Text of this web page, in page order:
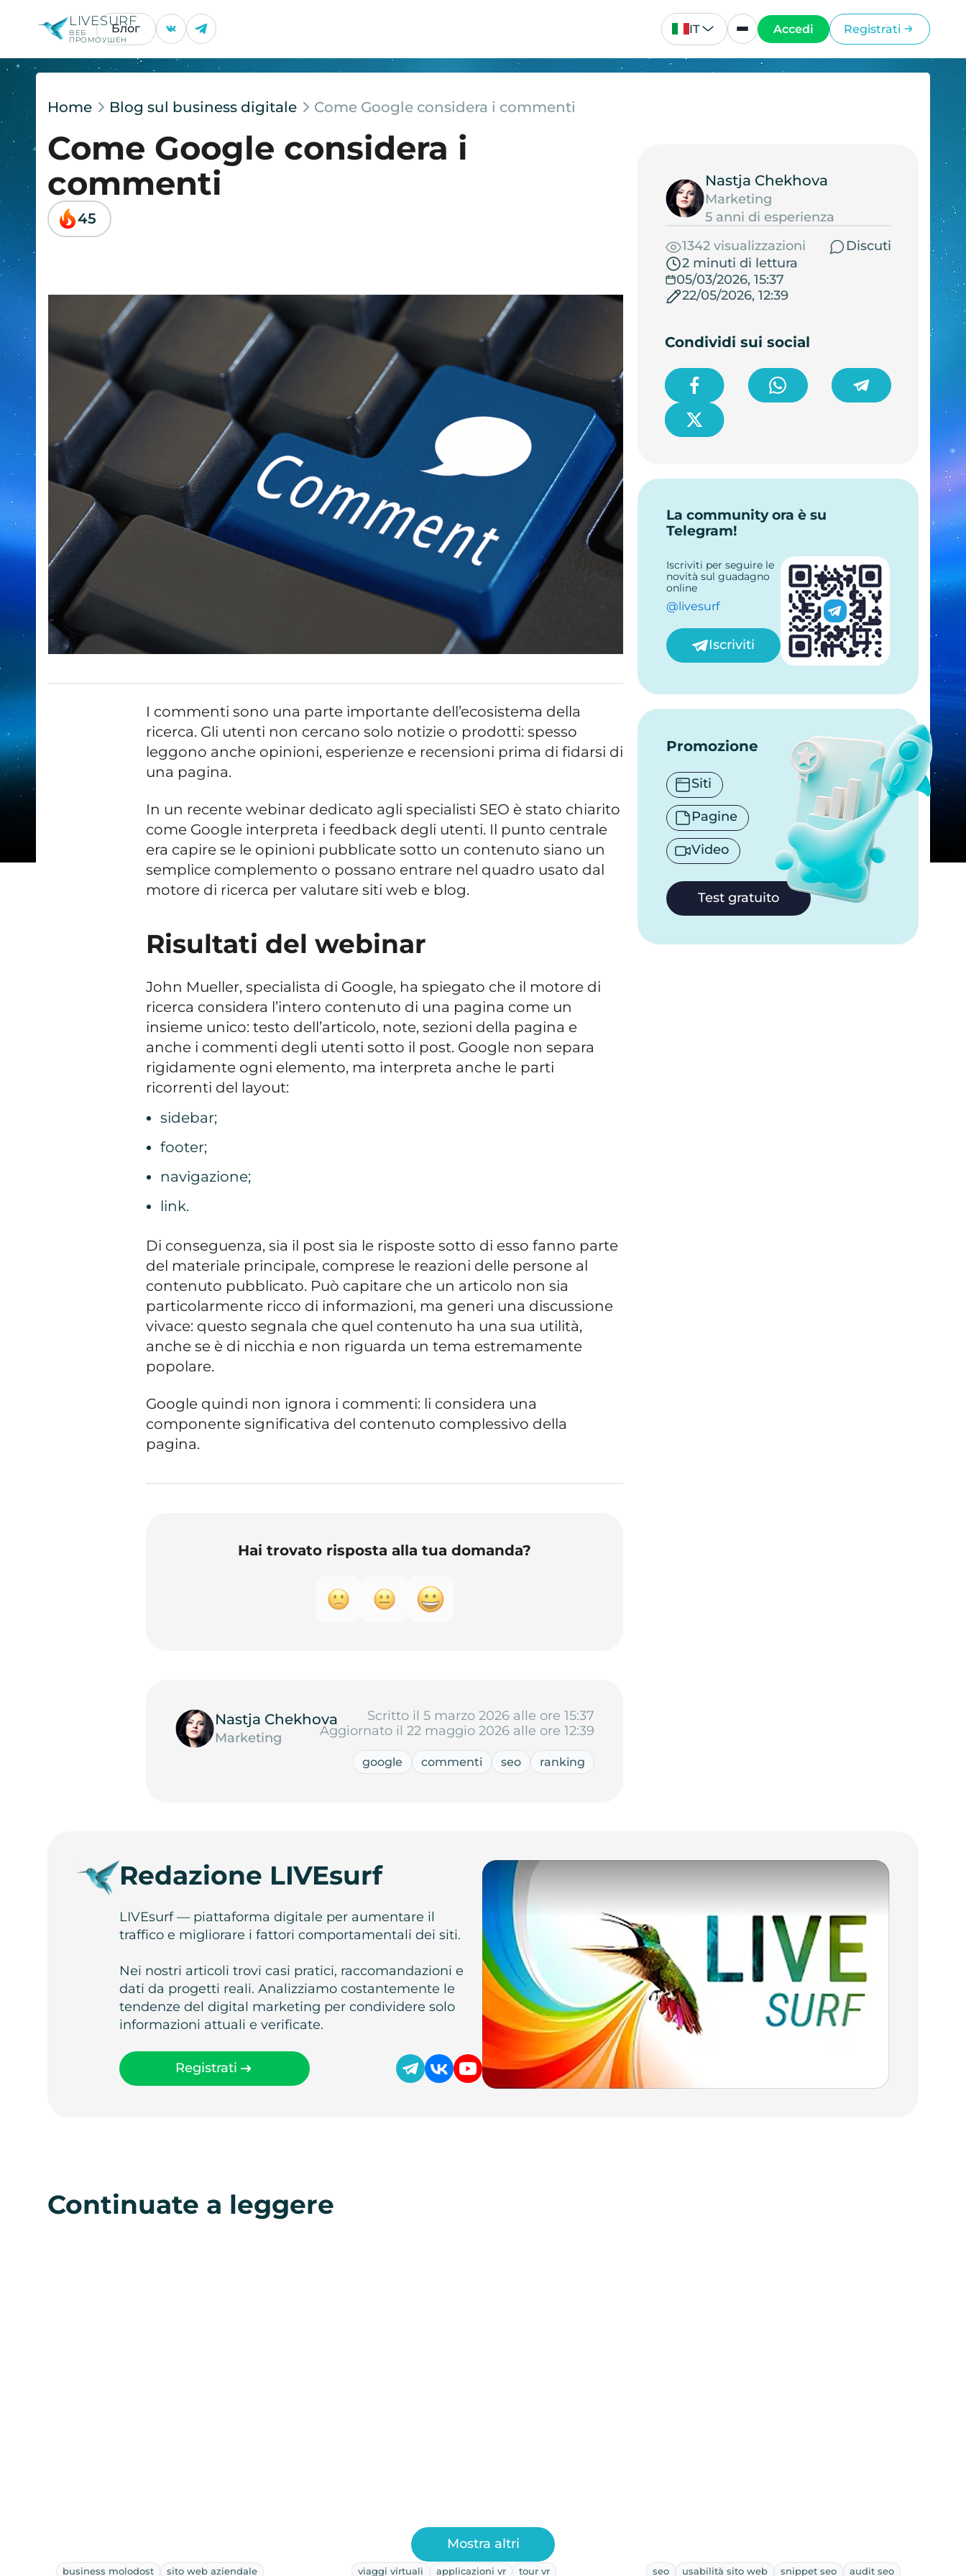
LIVESURF
ВЕБ
ПРОМОУШЕН
Блог IT Accedi Registrati
Home Blog sul business digitale Come Google considera i commenti
Come Google considera i
commenti
45
I commenti sono una parte importante dell’ecosistema della
ricerca. Gli utenti non cercano solo notizie o prodotti: spesso
leggono anche opinioni, esperienze e recensioni prima di fidarsi di
una pagina.
In un recente webinar dedicato agli specialisti SEO è stato chiarito
come Google interpreta i feedback degli utenti. Il punto centrale
era capire se le opinioni pubblicate sotto un contenuto siano un
semplice complemento o possano entrare nel quadro usato dal
motore di ricerca per valutare siti web e blog.
Risultati del webinar
John Mueller, specialista di Google, ha spiegato che il motore di
ricerca considera l’intero contenuto di una pagina come un
insieme unico: testo dell’articolo, note, sezioni della pagina e
anche i commenti degli utenti sotto il post. Google non separa
rigidamente ogni elemento, ma interpreta anche le parti
ricorrenti del layout:
sidebar;
footer;
navigazione;
link.
Di conseguenza, sia il post sia le risposte sotto di esso fanno parte
del materiale principale, comprese le reazioni delle persone al
contenuto pubblicato. Può capitare che un articolo non sia
particolarmente ricco di informazioni, ma generi una discussione
vivace: questo segnala che quel contenuto ha una sua utilità,
anche se è di nicchia e non riguarda un tema estremamente
popolare.
Google quindi non ignora i commenti: li considera una
componente significativa del contenuto complessivo della
pagina.
Hai trovato risposta alla tua domanda?
Nastja Chekhova
Marketing
Scritto il 5 marzo 2026 alle ore 15:37
Aggiornato il 22 maggio 2026 alle ore 12:39
google commenti seo ranking
Nastja Chekhova
Marketing
5 anni di esperienza
1342 visualizzazioni
Discuti
2 minuti di lettura
05/03/2026, 15:37
22/05/2026, 12:39
Condividi sui social
La community ora è su
Telegram!
Iscriviti per seguire le
novità sul guadagno
online
@livesurf
Iscriviti
Promozione
Siti
Pagine
Video
Test gratuito
Redazione LIVEsurf
LIVEsurf — piattaforma digitale per aumentare il
traffico e migliorare i fattori comportamentali dei siti.
Nei nostri articoli trovi casi pratici, raccomandazioni e
dati da progetti reali. Analizziamo costantemente le
tendenze del digital marketing per condividere solo
informazioni attuali e verificate.
Registrati
Continuate a leggere
business molodost sito web aziendale viaggi virtuali applicazioni vr tour vr seo usabilità sito web snippet seo audit seo
Mostra altri